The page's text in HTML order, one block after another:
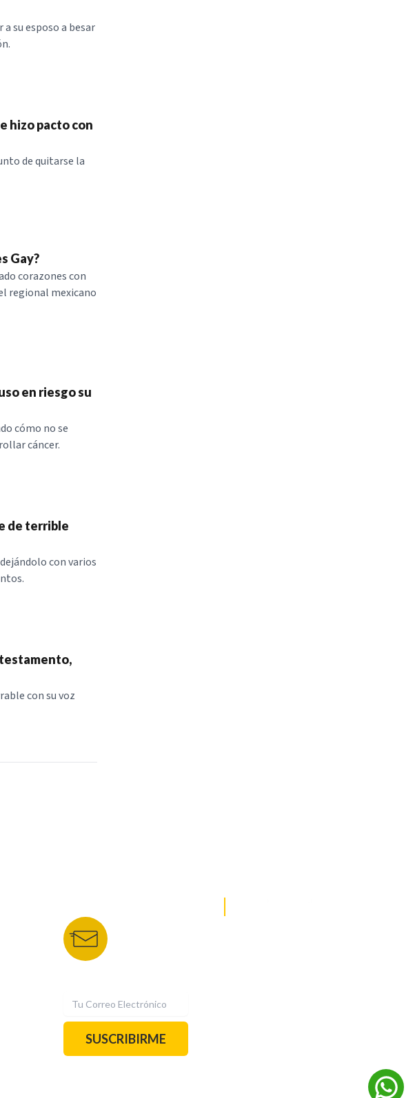
su esposo a besar
hizo pacto con
de quitarse la
Gay?
corazones con
regional mexicano
en riesgo su
cómo no se
cáncer.
de terrible
con varios
con su voz
SUSCRIBIRME